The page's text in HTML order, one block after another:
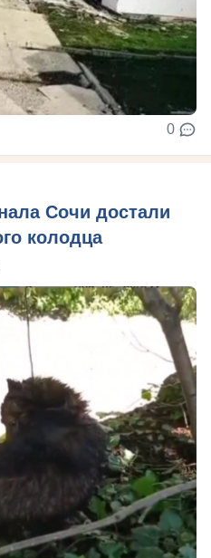
0
Сочи достали
колодца